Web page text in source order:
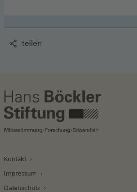
teilen
Kontakt
Impressum
Datenschutz